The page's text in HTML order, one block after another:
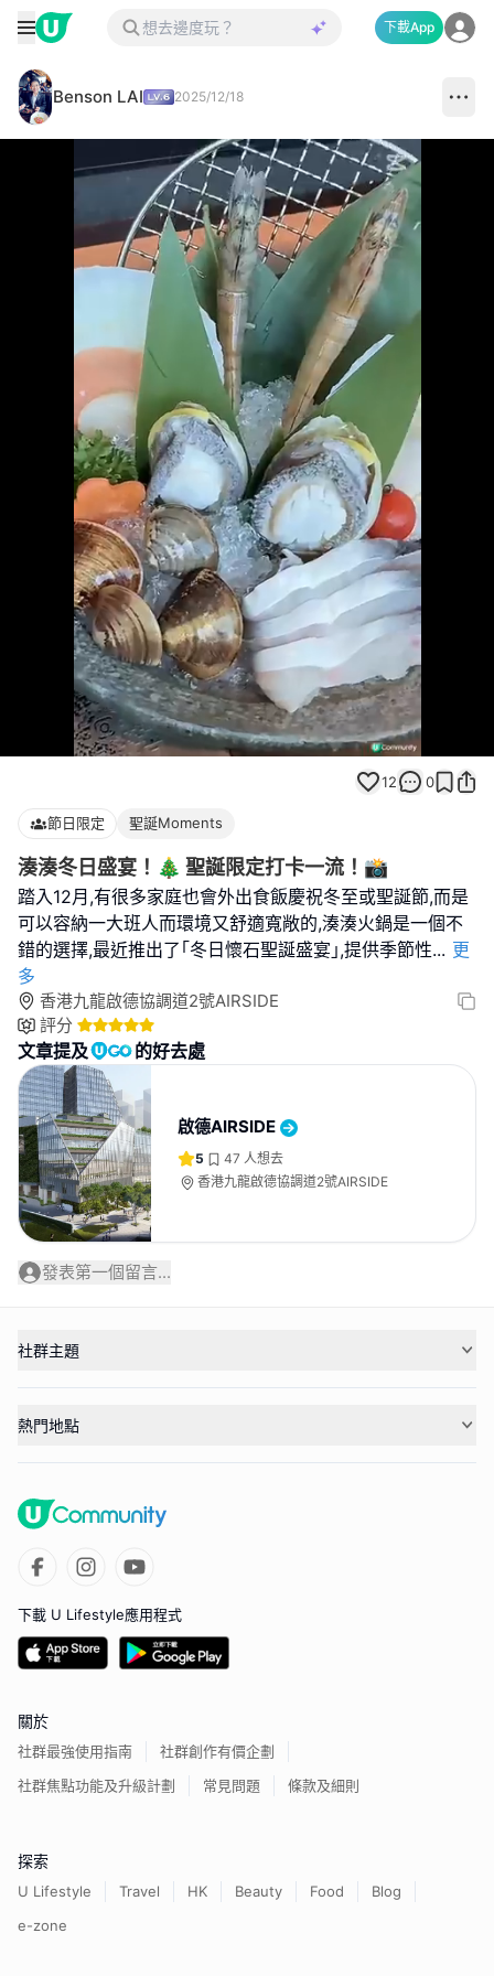
下載App
Benson LAI 2025/12/18
Loaded:
100.00%
12 0
節日限定 聖誕Moments
湊湊冬日盛宴！🎄 聖誕限定打卡一流！📸
踏入12月,有很多家庭也會外出食飯慶祝冬至或聖誕節,而是
可以容納一大班人而環境又舒適寬敞的,湊湊火鍋是一個不
錯的選擇,最近推出了｢冬日懷石聖誕盛宴｣,提供季節性... 更
多
香港九龍啟德協調道2號AIRSIDE
評分
文章提及 的好去處
啟德AIRSIDE
5 47 人想去
香港九龍啟德協調道2號AIRSIDE
發表第一個留言...
社群主題
熱門地點
下載 U Lifestyle應用程式
關於
社群最強使用指南
社群創作有價企劃
社群焦點功能及升級計劃
常見問題 條款及細則
探索
U Lifestyle Travel HK Beauty Food
Blog
e-zone